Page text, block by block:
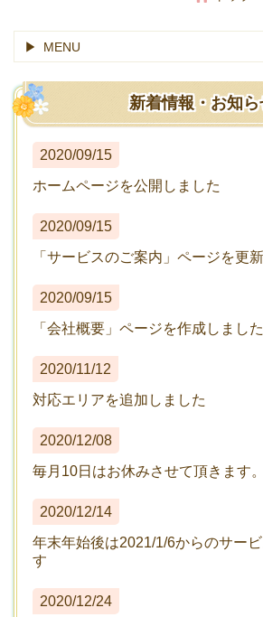
MENU
新着情報・お知ら
2020/09/15
ホームページを公開しました
2020/09/15
「サービスのご案内」ページを更
2020/09/15
「会社概要」ページを作成しました
2020/11/12
対応エリアを追加しました
2020/12/08
毎月10日はお休みさせて頂きます。
2020/12/14
年末年始後は2021/1/6からのサー
す
2020/12/24